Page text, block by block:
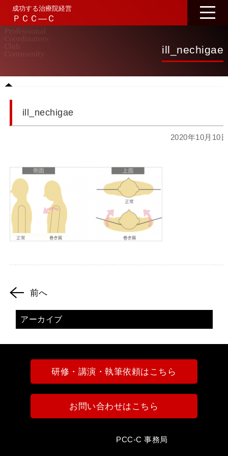
成功する治療院経営
ＰＣＣ―Ｃ
ill_nechigae
ill_nechigae
2020年10月10
前へ
アーカイブ
研修・講演・執筆依頼はこちら
お問い合わせはこちら
PCC-C 事務局